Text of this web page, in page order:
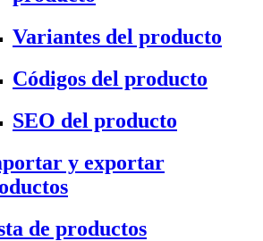
Variantes del producto
Códigos del producto
SEO del producto
y exportar
de productos